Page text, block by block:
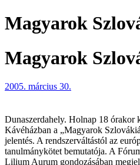
Magyarok
Magyarok
2005. március 30.
Dunaszerdahely. Holnap 18 órakor
Kávéházban a „Magyarok
jelentés. A rendszerváltástól az
tanulmánykötet bemutatója. A
Lilium Aurum gondozásában